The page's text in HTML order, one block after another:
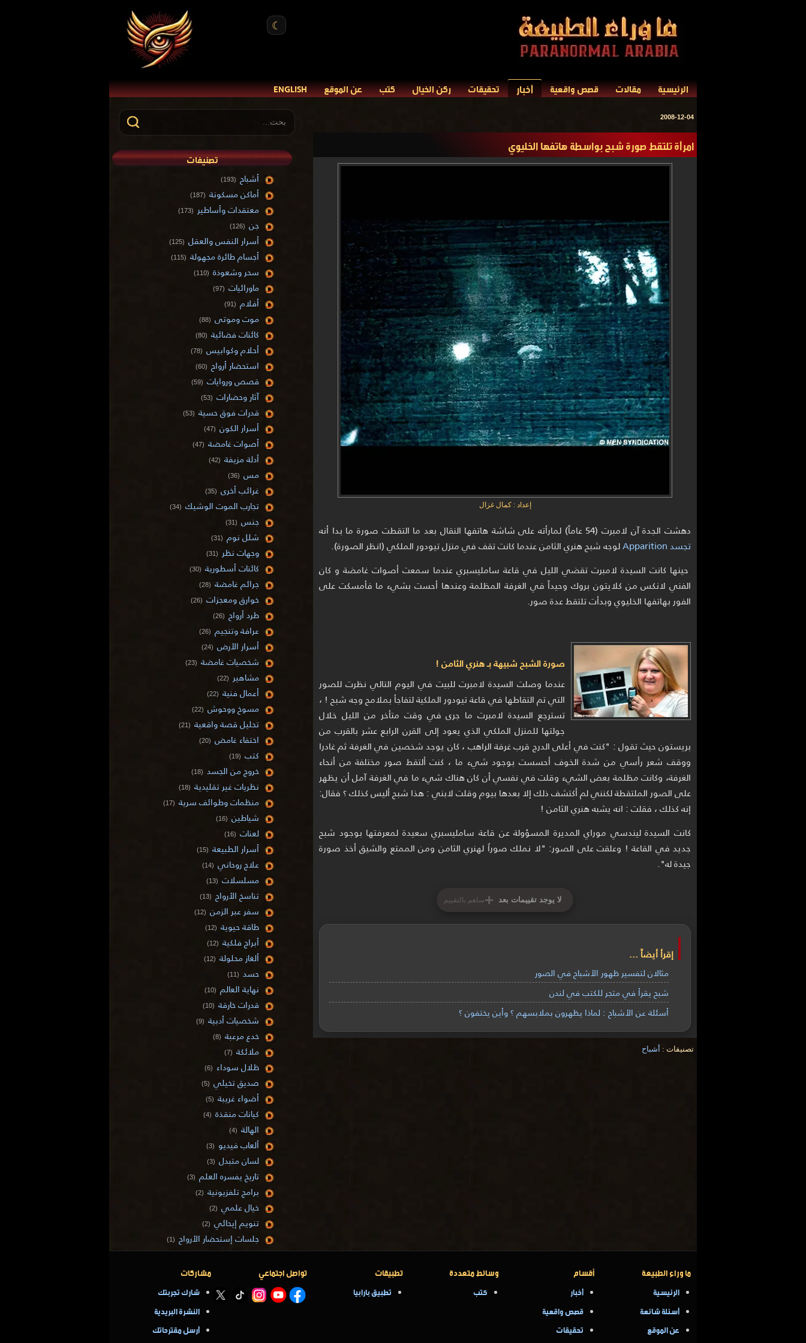
☾
الرئيسية مقالات قصص واقعية أخبار تحقيقات ركن الخيال كتب عن الموقع ENGLISH
2008-12-04
امرأة تلتقط صورة شبح بواسطة هاتفها الخليوي
إعداد : كمال غزال
دهشت الجدة آن لامبرت (54 عاماً) لمارأته على شاشة هاتفها النقال بعد ما التقطت صورة ما بدا أنه
تجسد Apparition
لوجه شبح هنري الثامن عندما كانت تقف في منزل تيودور الملكي (انظر الصورة).
حينها كانت السيدة لامبرت تقضي الليل في قاعة سامليسبري عندما سمعت أصوات غامضة و كان
الفني لانكس من كلايتون بروك وحيداً في الغرفة المظلمة وعندها أحست بشيء ما فأمسكت على
الفور بهاتفها الخليوي وبدأت تلتقط عدة صور.
صورة الشبح شبيهة بـ هنري الثامن !
عندما وصلت السيدة لامبرت للبيت في اليوم التالي نظرت للصور
التي تم التقاطها في قاعة تيودور الملكية لتفاجأ بملامح وجه شبح ! ،
تسترجع السيدة لامبرت ما جرى في وقت متأخر من الليل خلال
جولتها للمنزل الملكي الذي يعود إلى القرن الرابع عشر بالقرب من
بريستون حيث تقول : "كنت في أعلى الدرج قرب غرفة الراهب ، كان يوجد شخصين في الغرفة ثم غادرا
ووقف شعر رأسي من شدة الخوف أحسست بوجود شيء ما ، كنت ألتقط صور مختلفة من أنحاء
الغرفة، وكانت مظلمة بعض الشيء وقلت في نفسي أن كان هناك شيء ما في الغرفة آمل أن يظهر
على الصور الملتقطة لكنني لم أكتشف ذلك إلا بعدها بيوم وقلت لابني : هذا شبح أليس كذلك ؟ فقال:
إنه كذلك ، فقلت : انه يشبه هنري الثامن !
كانت السيدة ليندسي موراي المديرة المسؤولة عن قاعة سامليسبري سعيدة لمعرفتها بوجود شبح
جديد في القاعة ! وعلقت على الصور: "لا نملك صوراُ لهنري الثامن ومن الممتع والشيق أخذ صورة
جيدة له".
لا يوجد تقييمات بعد +ساهم بالتقييم
إقرأ أيضاً ...
مثالان لتفسير ظهور الأشباح في الصور
شبح يقرأ في متجر للكتب في لندن
أسئلة عن الأشباح : لماذا يظهرون بملابسهم ؟ وأين يختفون ؟
تصنيفات : أشباح
تصنيفات
أشباح (193)
أماكن مسكونة (187)
معتقدات وأساطير (173)
جن (126)
أسرار النفس والعقل (125)
أجسام طائرة مجهولة (115)
سحر وشعوذة (110)
ماورائيات (97)
أفلام (91)
موت وموتى (88)
كائنات فضائية (80)
أحلام وكوابيس (78)
استحضار أرواح (60)
قصص وروايات (59)
آثار وحضارات (53)
قدرات فوق حسية (53)
أسرار الكون (47)
أصوات غامضة (47)
أدلة مزيفة (42)
مس (36)
غرائب أخرى (35)
تجارب الموت الوشيك (34)
جنس (31)
شلل نوم (31)
وجهات نظر (31)
كائنات أسطورية (30)
جرائم غامضة (28)
خوارق ومعجزات (26)
طرد أرواح (26)
عرافة وتنجيم (26)
أسرار الأرض (24)
شخصيات غامضة (23)
مشاهير (22)
أعمال فنية (22)
مسوخ ووحوش (22)
تحليل قصة واقعية (21)
اختفاء غامض (20)
كتب (19)
خروج من الجسد (18)
نظريات غير تقليدية (18)
منظمات وطوائف سرية (17)
شياطين (16)
لعنات (16)
أسرار الطبيعة (15)
علاج روحاني (14)
مسلسلات (13)
تناسخ الأرواح (13)
سفر عبر الزمن (12)
طاقة حيوية (12)
أبراج فلكية (12)
ألغاز محلولة (12)
حسد (11)
نهاية العالم (10)
قدرات خارقة (10)
شخصيات أدبية (9)
خدع مرعبة (8)
ملائكة (7)
ظلال سوداء (6)
صديق تخيلي (5)
أضواء غريبة (5)
كيانات منقذة (4)
الهالة (4)
ألعاب فيديو (3)
لسان متبدل (3)
تاريخ يفسره العلم (3)
برامج تلفزيونية (2)
خيال علمي (2)
تنويم إيحائي (2)
جلسات إستحضار الأرواح (1)
ما وراء الطبيعة
الرئيسية
أسئلة شائعة
عن الموقع
أقسام
أخبار
قصص واقعية
تحقيقات
وسائط متعددة
كتب
تطبيقات
تطبيق بارابيا
تواصل اجتماعي مشاركات
شارك تجربتك
النشرة البريدية
أرسل مقترحاتك